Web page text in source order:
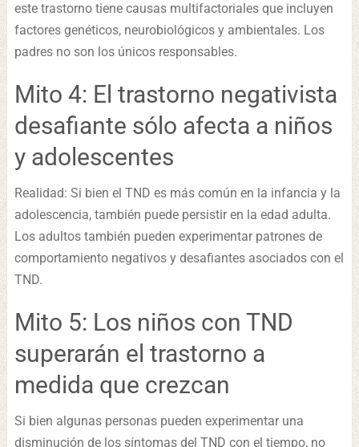
este trastorno tiene causas multifactoriales que incluyen
factores genéticos, neurobiológicos y ambientales. Los
padres no son los únicos responsables.
Mito 4: El trastorno negativista
desafiante sólo afecta a niños
y adolescentes
Realidad: Si bien el TND es más común en la infancia y la
adolescencia, también puede persistir en la edad adulta.
Los adultos también pueden experimentar patrones de
comportamiento negativos y desafiantes asociados con el
TND.
Mito 5: Los niños con TND
superarán el trastorno a
medida que crezcan
Si bien algunas personas pueden experimentar una
disminución de los síntomas del TND con el tiempo, no